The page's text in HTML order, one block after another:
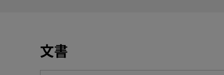
文書